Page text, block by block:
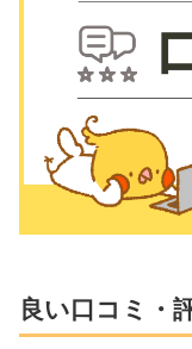
良い口コミ・